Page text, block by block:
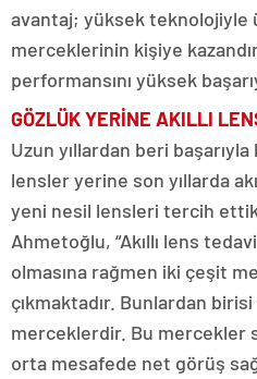
avantaj; yüksek teknolojiyle
merceklerinin kişiye
performansını yüksek
GÖZLÜK YERİNE AKILLI
Uzun yıllardan beri başarıyla
lensler yerine son yıllarda
yeni nesil lensleri tercih
Ahmetoğlu, “Akıllı lens
olmasına rağmen iki çeşit
çıkmaktadır. Bunlardan birisi
merceklerdir. Bu mercekler
orta mesafede net görüş